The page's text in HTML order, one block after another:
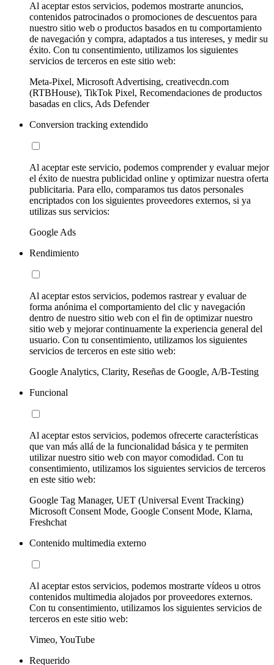
Al aceptar estos servicios, podemos mostrarte anuncios,
contenidos patrocinados o promociones de descuentos para
nuestro sitio web o productos basados en tu comportamiento
de navegación y compra, adaptados a tus intereses, y medir su
éxito. Con tu consentimiento, utilizamos los siguientes
servicios de terceros en este sitio web:
Meta-Pixel, Microsoft Advertising, creativecdn.com
(RTBHouse), TikTok Pixel, Recomendaciones de productos
basadas en clics, Ads Defender
Conversion tracking extendido
Al aceptar este servicio, podemos comprender y evaluar mejor
el éxito de nuestra publicidad online y optimizar nuestra oferta
publicitaria. Para ello, comparamos tus datos personales
encriptados con los siguientes proveedores externos, si ya
utilizas sus servicios:
Google Ads
Rendimiento
Al aceptar estos servicios, podemos rastrear y evaluar de
forma anónima el comportamiento del clic y navegación
dentro de nuestro sitio web con el fin de optimizar nuestro
sitio web y mejorar continuamente la experiencia general del
usuario. Con tu consentimiento, utilizamos los siguientes
servicios de terceros en este sitio web:
Google Analytics, Clarity, Reseñas de Google, A/B-Testing
Funcional
Al aceptar estos servicios, podemos ofrecerte características
que van más allá de la funcionalidad básica y te permiten
utilizar nuestro sitio web con mayor comodidad. Con tu
consentimiento, utilizamos los siguientes servicios de terceros
en este sitio web:
Google Tag Manager, UET (Universal Event Tracking)
Microsoft Consent Mode, Google Consent Mode, Klarna,
Freshchat
Contenido multimedia externo
Al aceptar estos servicios, podemos mostrarte vídeos u otros
contenidos multimedia alojados por proveedores externos.
Con tu consentimiento, utilizamos los siguientes servicios de
terceros en este sitio web:
Vimeo, YouTube
Requerido